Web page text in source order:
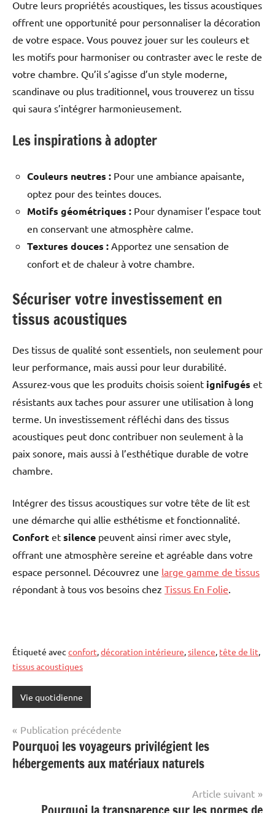
Outre leurs propriétés acoustiques, les tissus acoustiques
offrent une opportunité pour personnaliser la décoration
de votre espace. Vous pouvez jouer sur les couleurs et
les motifs pour harmoniser ou contraster avec le reste de
votre chambre. Qu’il s’agisse d’un style moderne,
scandinave ou plus traditionnel, vous trouverez un tissu
qui saura s’intégrer harmonieusement.
Les inspirations à adopter
Couleurs neutres : Pour une ambiance apaisante,
optez pour des teintes douces.
Motifs géométriques : Pour dynamiser l’espace tout
en conservant une atmosphère calme.
Textures douces : Apportez une sensation de
confort et de chaleur à votre chambre.
Sécuriser votre investissement en
tissus acoustiques
Des tissus de qualité sont essentiels, non seulement pour
leur performance, mais aussi pour leur durabilité.
Assurez-vous que les produits choisis soient ignifugés et
résistants aux taches pour assurer une utilisation à long
terme. Un investissement réfléchi dans des tissus
acoustiques peut donc contribuer non seulement à la
paix sonore, mais aussi à l’esthétique durable de votre
chambre.
Intégrer des tissus acoustiques sur votre tête de lit est
une démarche qui allie esthétisme et fonctionnalité.
Confort et silence peuvent ainsi rimer avec style,
offrant une atmosphère sereine et agréable dans votre
espace personnel. Découvrez une large gamme de tissus
répondant à tous vos besoins chez Tissus En Folie
Étiqueté avec confort décoration intérieure silence tête de lit
tissus acoustiques
Vie quotidienne
Navigation
de
l’article
Publication précédente
Pourquoi les voyageurs privilégient les
hébergements aux matériaux naturels
Article suivant